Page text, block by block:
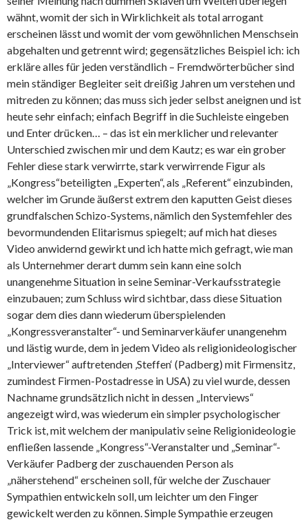
wähnt, womit der sich in Wirklichkeit als total arrogant
erscheinen lässt und womit der vom gewöhnlichen Menschsein
abgehalten und getrennt wird; gegensätzliches Beispiel ich: ich
erkläre alles für jeden verständlich – Fremdwörterbücher sind
mein ständiger Begleiter seit dreißig Jahren um verstehen und
mitreden zu können; das muss sich jeder selbst aneignen und ist
heute sehr einfach; einfach Begriff in die Suchleiste eingeben
und Enter drücken… – das ist ein merklicher und relevanter
Unterschied zwischen mir und dem Kautz; es war ein grober
Fehler diese stark verwirrte, stark verwirrende Figur als
„Kongress“beteiligten „Experten“, als „Referent“ einzubinden,
welcher im Grunde äußerst extrem den kaputten Geist dieses
grundfalschen Schizo-Systems, nämlich den Systemfehler des
bevormundenden Elitarismus spiegelt; auf mich hat dieses
Video anwidernd gewirkt und ich hatte mich gefragt, wie man
als Unternehmer derart dumm sein kann eine solch
unangenehme Situation in seine Seminar-Verkaufsstrategie
einzubauen; zum Schluss wird sichtbar, dass diese Situation
sogar dem dies dann wiederum überspielenden
„Kongressveranstalter“- und Seminarverkäufer unangenehm
und lästig wurde, dem in jedem Video als religionideologischer
„Interviewer“ auftretenden ‚Steffen‘ (Padberg) mit Firmensitz,
zumindest Firmen-Postadresse in USA) zu viel wurde, dessen
Nachname grundsätzlich nicht in dessen „Interviews“
angezeigt wird, was wiederum ein simpler psychologischer
Trick ist, mit welchem der manipulativ seine Religionideologie
enfließen lassende „Kongress“-Veranstalter und „Seminar“-
Verkäufer Padberg der zuschauenden Person als
„näherstehend“ erscheinen soll, für welche der Zuschauer
Sympathien entwickeln soll, um leichter um den Finger
gewickelt werden zu können. Simple Sympathie erzeugen